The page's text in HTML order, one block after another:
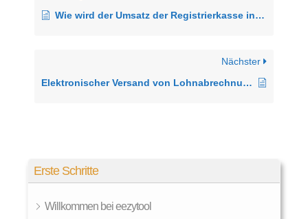
Erste Schritte
Willkommen bei eezytool
Wie wird der Umsatz der Registrierkasse in Restauration und Beherbergung aufgeteilt?
Nächster
Elektronischer Versand von Lohnabrechnungen